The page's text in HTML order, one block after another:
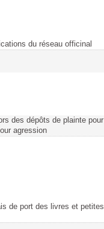
du réseau officinal
des dépôts de plainte pour
agression
de port des livres et petites